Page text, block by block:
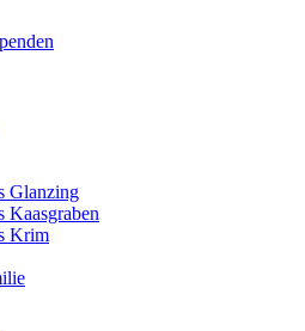
Glanzing
Kaasgraben
Krim